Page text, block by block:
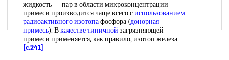
жидкость — пар в области микроконцентрации
примеси производится чаще всего сиспользованием
радиоактивного изотопафосфора (донорная
примесь). Вкачестве типичной загрязняющей
примеси применяется, как правило, изотоп железа
[c.241]